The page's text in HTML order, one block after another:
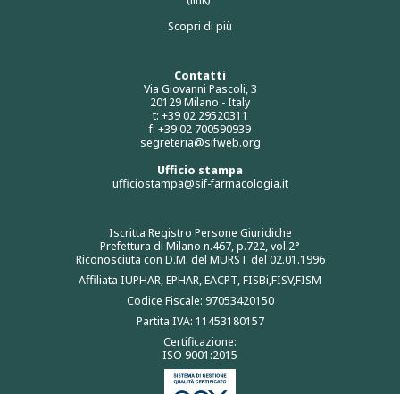
Contatti
Via Giovanni Pascoli, 3
20129 Milano - Italy
t: +39 02 29520311
f: +39 02 700590939
segreteria@sifweb.org
Ufficio stampa
ufficiostampa@sif-farmacologia.it
Iscritta Registro Persone Giuridiche
Prefettura di Milano n.467, p.722, vol.2°
Riconosciuta con D.M. del MURST del 02.01.1996
Affiliata IUPHAR, EPHAR, EACPT, FISBi,FISV,FISM
Codice Fiscale: 97053420150
Partita IVA: 11453180157
Certificazione:
ISO 9001:2015
Scopri di più